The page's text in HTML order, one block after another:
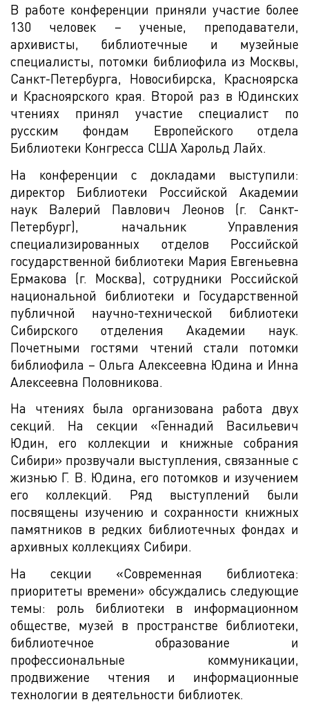
В работе конференции приняли участие более
130 человек – ученые, преподаватели,
архивисты, библиотечные и музейные
специалисты, потомки библиофила из Москвы,
Санкт-Петербурга, Новосибирска, Красноярска
и Красноярского края. Второй раз в Юдинских
чтениях принял участие специалист по
русским фондам Европейского отдела
Библиотеки Конгресса США Харольд Лайх.
На конференции с докладами выступили:
директор Библиотеки Российской Академии
наук Валерий Павлович Леонов (г. Санкт-
Петербург), начальник Управления
специализированных отделов Российской
государственной библиотеки Мария Евгеньевна
Ермакова (г. Москва), сотрудники Российской
национальной библиотеки и Государственной
публичной научно-технической библиотеки
Сибирского отделения Академии наук.
Почетными гостями чтений стали потомки
библиофила – Ольга Алексеевна Юдина и Инна
Алексеевна Половникова.
На чтениях была организована работа двух
секций. На секции «Геннадий Васильевич
Юдин, его коллекции и книжные собрания
Сибири» прозвучали выступления, связанные с
жизнью Г. В. Юдина, его потомков и изучением
его коллекций. Ряд выступлений были
посвящены изучению и сохранности книжных
памятников в редких библиотечных фондах и
архивных коллекциях Сибири.
На секции «Современная библиотека:
приоритеты времени» обсуждались следующие
темы: роль библиотеки в информационном
обществе, музей в пространстве библиотеки,
библиотечное образование и
профессиональные коммуникации,
продвижение чтения и информационные
технологии в деятельности библиотек.